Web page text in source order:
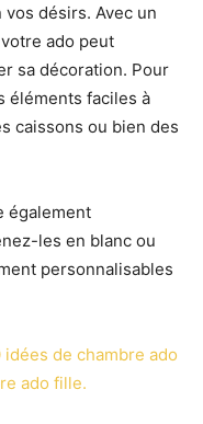
désirs. Avec un
ado peut
sa décoration. Pour
éléments faciles à
caissons ou bien des
également
les en blanc ou
personnalisables
idées de chambre ado
ado fille.